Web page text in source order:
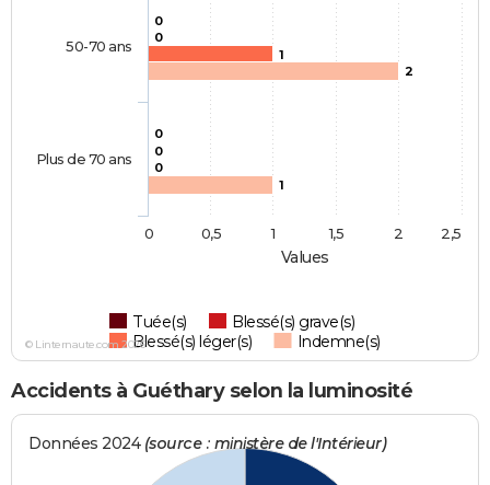
Values
0
0
0
0
1
0
2
1
Tuée(s)
Blessé(s) grave(s)
Blessé(s) léger(s)
Indemne(s)
50-70 ans
Plus de 70 ans
0 0,5 1 1,5 2 2,5
© Linternaute.com 2026
Accidents à Guéthary selon la luminosité
Données 2024 (source : ministère de l'Intérieur)